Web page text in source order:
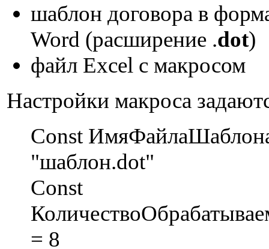
шаблон договора в
Word (расширение .dot)
файл Excel с макросом
Настройки макроса
Const
"шаблон.dot"
Const
= 8